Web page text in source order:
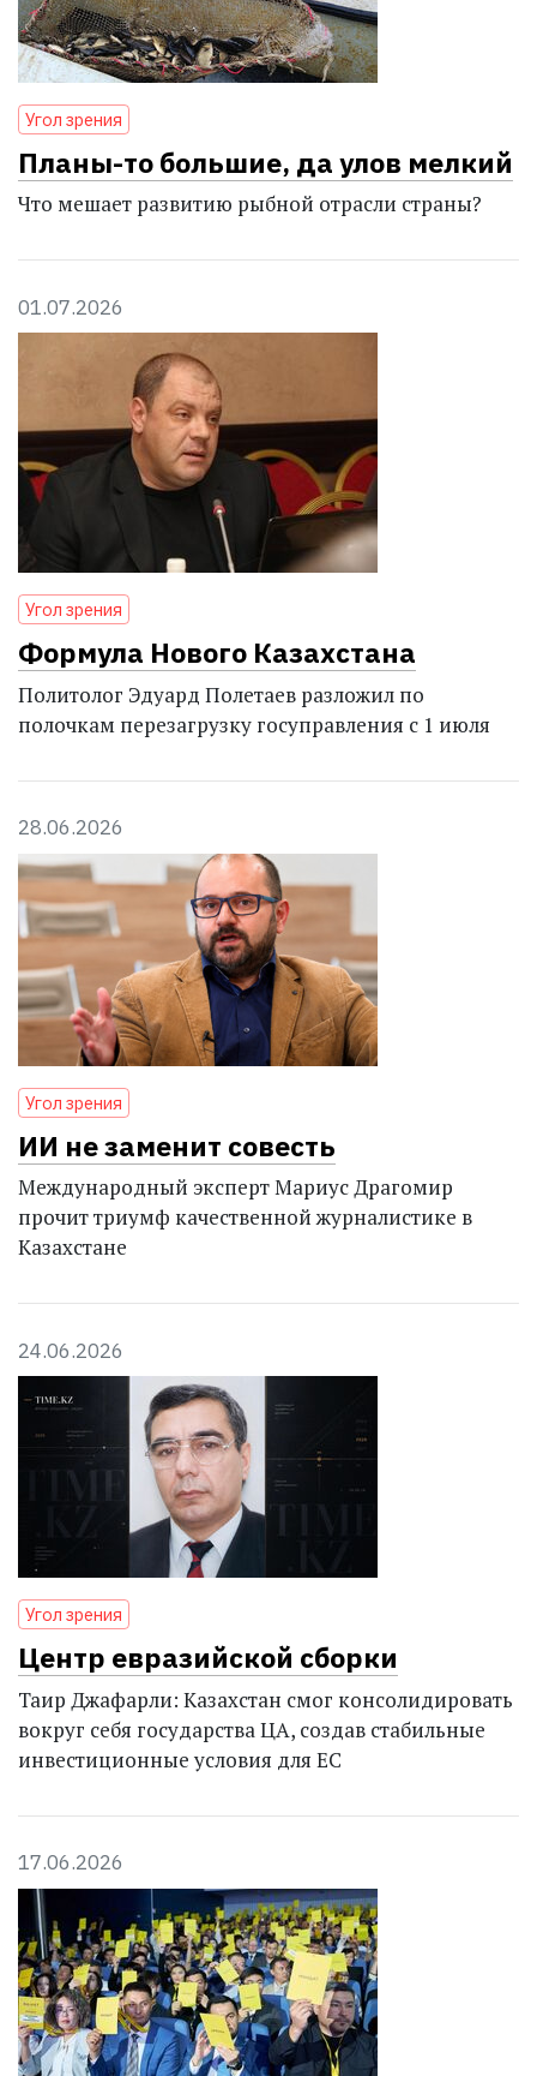
Угол зрения
Планы-то большие, да улов мелкий
Что мешает развитию рыбной отрасли страны?
01.07.2026
Угол зрения
Формула Нового Казахстана
Политолог Эдуард Полетаев разложил по
полочкам перезагрузку госуправления с 1 июля
28.06.2026
Угол зрения
ИИ не заменит совесть
Международный эксперт Мариус Драгомир
прочит триумф качественной журналистике в
Казахстане
24.06.2026
Угол зрения
Центр евразийской сборки
Таир Джафарли: Казахстан смог консолидировать
вокруг себя государства ЦА, создав стабильные
инвестиционные условия для ЕС
17.06.2026